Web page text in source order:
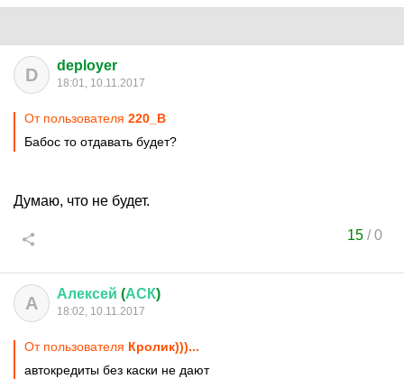
D deployer
18:01, 10.11.2017
От пользователя 220_В
Бабос то отдавать будет?
Думаю, что не будет.
15 /0
А Алексей (АСК)
18:02, 10.11.2017
От пользователя Кролик)))...
автокредиты без каски не дают